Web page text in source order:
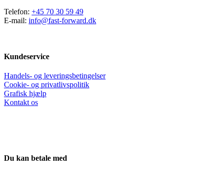
Telefon: +45 70 30 59 49
E-mail: info@fast-forward.dk
Kundeservice
Handels- og leveringsbetingelser
Cookie- og privatlivspolitik
Grafisk hjælp
Kontakt os
Du kan betale med